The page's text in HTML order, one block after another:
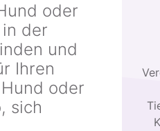
oder
der
und
Ihren
oder
sich